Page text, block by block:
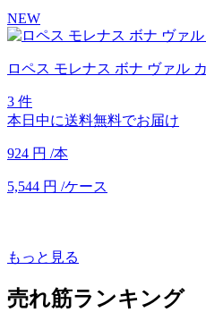
NEW
ロペス モレナス ボナ ヴァル
3 件
本日中に送料無料でお届け
924 円 /本
5,544 円 /ケース
もっと見る
売れ筋ランキング